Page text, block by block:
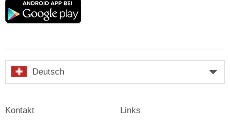
Google
Deutsch
Kontakt Links